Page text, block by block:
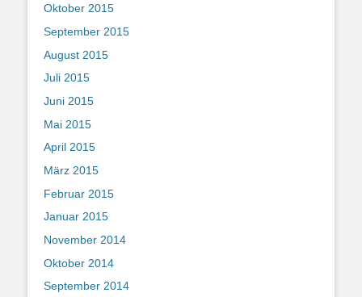
Oktober 2015
September 2015
August 2015
Juli 2015
Juni 2015
Mai 2015
April 2015
März 2015
Februar 2015
Januar 2015
November 2014
Oktober 2014
September 2014